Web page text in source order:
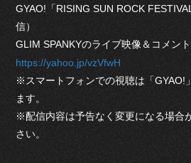
GYAO!「RISING SUN ROCK
信）
GLIM SPANKYのライブ映像＆コメン
https://yahoo.jp/vzVfwH
※スマートフォンでの視聴は「GYAO!
ます。
※配信内容は予告なく変更になる場合
さい。